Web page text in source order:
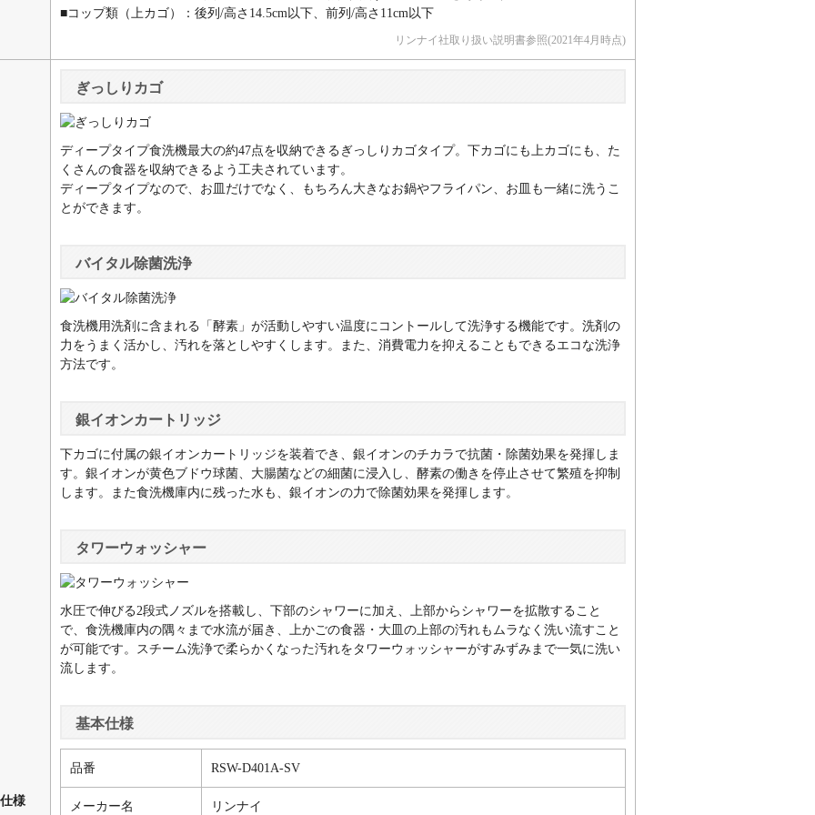
■コップ類（上カゴ）：後列/高さ14.5cm以下、前列/高さ11cm以下
リンナイ社取り扱い説明書参照(2021年4月時点)
様
ぎっしりカゴ
ディープタイプ食洗機最大の約47点を収納できるぎっしりカゴタイプ。下カゴにも上カゴにも、た
くさんの食器を収納できるよう工夫されています。
ディープタイプなので、お皿だけでなく、もちろん大きなお鍋やフライパン、お皿も一緒に洗うこ
とができます。
バイタル除菌洗浄
食洗機用洗剤に含まれる「酵素」が活動しやすい温度にコントールして洗浄する機能です。洗剤の
力をうまく活かし、汚れを落としやすくします。また、消費電力を抑えることもできるエコな洗浄
方法です。
銀イオンカートリッジ
下カゴに付属の銀イオンカートリッジを装着でき、銀イオンのチカラで抗菌・除菌効果を発揮しま
す。銀イオンが黄色ブドウ球菌、大腸菌などの細菌に浸入し、酵素の働きを停止させて繁殖を抑制
します。また食洗機庫内に残った水も、銀イオンの力で除菌効果を発揮します。
タワーウォッシャー
水圧で伸びる2段式ノズルを搭載し、下部のシャワーに加え、上部からシャワーを拡散すること
で、食洗機庫内の隅々まで水流が届き、上かごの食器・大皿の上部の汚れもムラなく洗い流すこと
が可能です。スチーム洗浄で柔らかくなった汚れをタワーウォッシャーがすみずみまで一気に洗い
流します。
基本仕様
品番 RSW-D401A-SV
メーカー名 リンナイ